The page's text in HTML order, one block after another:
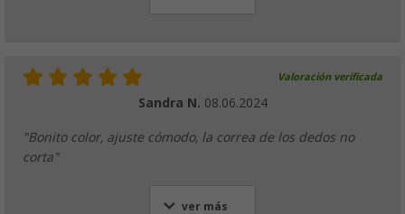
Valoración verificada
Sandra N. 08.06.2024
"Bonito color, ajuste cómodo, la correa de los dedos no
corta"
ver más